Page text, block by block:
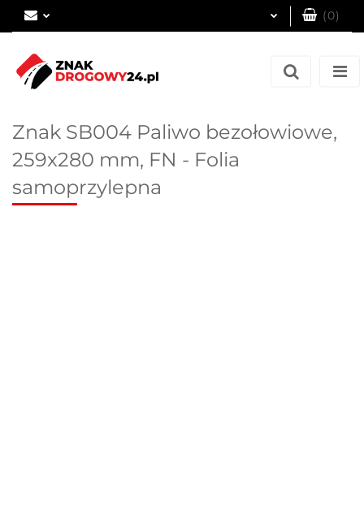
(0)
Znak SB004 Paliwo bezołowiowe,
259x280 mm, FN - Folia
samoprzylepna